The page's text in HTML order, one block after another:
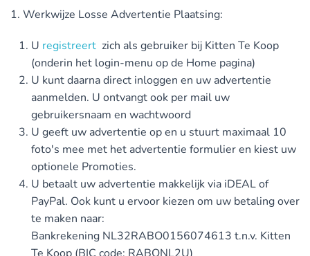
1. Werkwijze Losse Advertentie Plaatsing:
U registreert zich als gebruiker bij Kitten Te Koop
(onderin het login-menu op de Home pagina)
U kunt daarna direct inloggen en uw advertentie
aanmelden. U ontvangt ook per mail uw
gebruikersnaam en wachtwoord
U geeft uw advertentie op en u stuurt maximaal 10
foto's mee met het advertentie formulier en kiest uw
optionele Promoties.
U betaalt uw advertentie makkelijk via iDEAL of
PayPal. Ook kunt u ervoor kiezen om uw betaling over
te maken naar:
Bankrekening NL32RABO0156074613 t.n.v. Kitten